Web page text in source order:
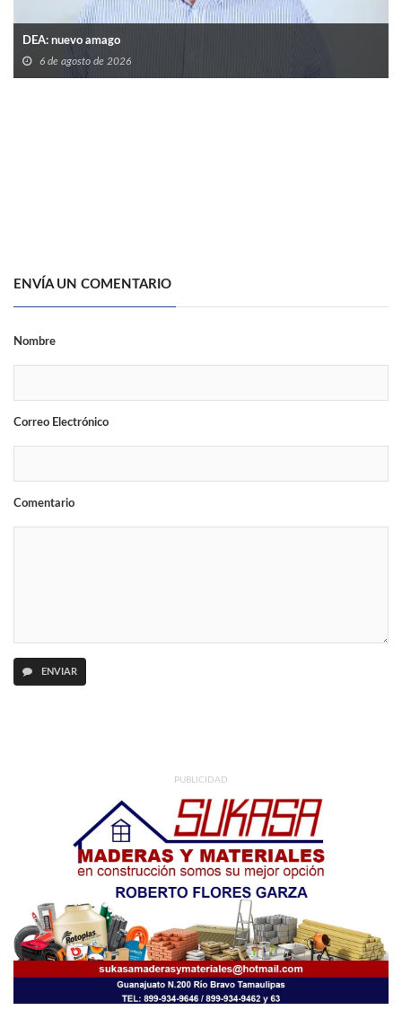
DEA: nuevo amago
6 de agosto de 2026
ENVÍA UN COMENTARIO
Nombre
Correo Electrónico
Comentario
ENVIAR
PUBLICIDAD